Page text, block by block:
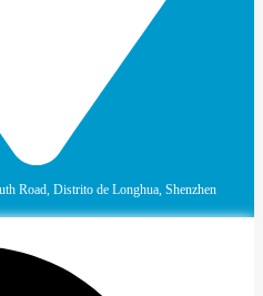
Road, Distrito de Longhua, Shenzhen